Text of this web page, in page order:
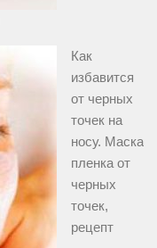
Как
избавится
от черных
точек на
носу. Маска
пленка от
черных
точек,
рецепт